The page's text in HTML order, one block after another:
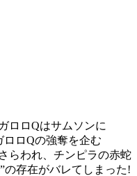
ロロQはサムソンに
ロQの強奪を企む
らわれ、チンピラの赤蛇
の存在がバレてしまった!